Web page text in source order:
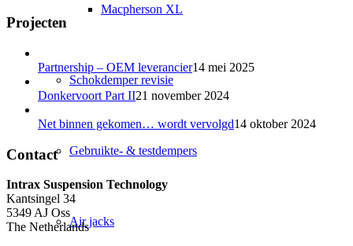
Macpherson XL
Schokdemper revisie
Gebruikte- & testdempers
Air jacks
Projecten
Partnership – OEM leverancier14 mei 2025
Donkervoort Part II21 november 2024
Net binnen gekomen… wordt vervolgd14 oktober 2024
Contact
Intrax Suspension Technology
Kantsingel 34
5349 AJ Oss
The Netherlands